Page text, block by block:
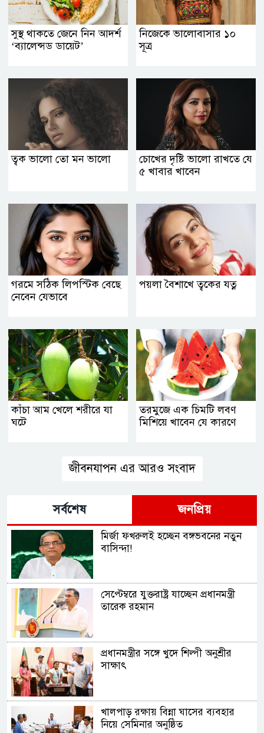
সুস্থ থাকতে জেনে নিন আদর্শ
‘ব্যালেন্সড ডায়েট’
নিজেকে ভালোবাসার ১০
সূত্র
ত্বক ভালো তো মন ভালো
চোখের দৃষ্টি ভালো রাখতে যে
৫ খাবার খাবেন
গরমে সঠিক লিপস্টিক বেছে
নেবেন যেভাবে
পয়লা বৈশাখে ত্বকের যত্ন
কাঁচা আম খেলে শরীরে যা
ঘটে
তরমুজে এক চিমটি লবণ
মিশিয়ে খাবেন যে কারণে
জীবনযাপন এর আরও সংবাদ
সর্বশেষ জনপ্রিয়
মির্জা ফখরুলই হচ্ছেন বঙ্গভবনের নতুন
বাসিন্দা!
সেপ্টেম্বরে যুক্তরাষ্ট্র যাচ্ছেন প্রধানমন্ত্রী
তারেক রহমান
প্রধানমন্ত্রীর সঙ্গে খুদে শিল্পী অনুশ্রীর
সাক্ষাৎ
খালপাড় রক্ষায় বিন্না ঘাসের ব্যবহার
নিয়ে সেমিনার অনুষ্ঠিত